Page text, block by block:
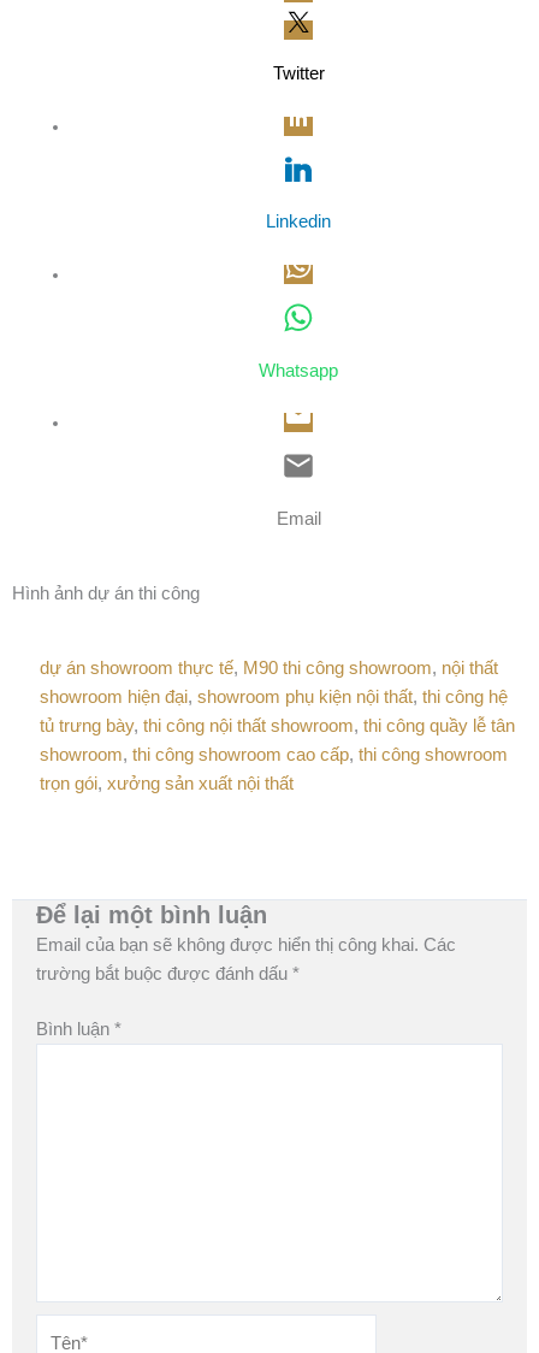
Twitter
Linkedin
Whatsapp
Email
Hình ảnh dự án thi công
dự án showroom thực tế, M90 thi công showroom, nội thất
showroom hiện đại,showroom phụ kiện nội thất,thi công hệ
tủ trưng bày,thi công nội thất showroom,thi công quầy lễ tân
showroom,thi công showroom cao cấp,thi công showroom
trọn gói,xưởng sản xuất nội thất
Để lại một bình luận
Email của bạn sẽ không được hiển thị công khai. Các
trường bắt buộc được đánh dấu *
Bình luận *